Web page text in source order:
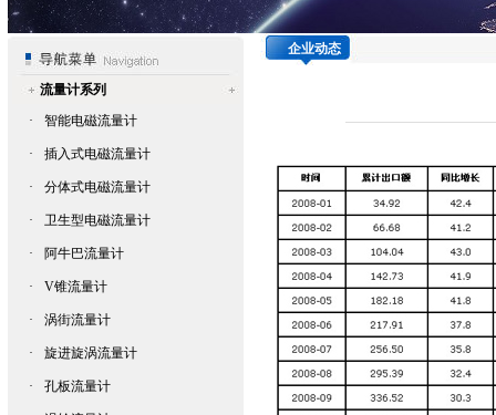
流量计系列
·
智能电磁流量计
· 插入式电磁流量计
· 分体式电磁流量计
· 卫生型电磁流量计
· 阿牛巴流量计
· V锥流量计
· 涡街流量计
· 旋进旋涡流量计
· 孔板流量计
企业动态